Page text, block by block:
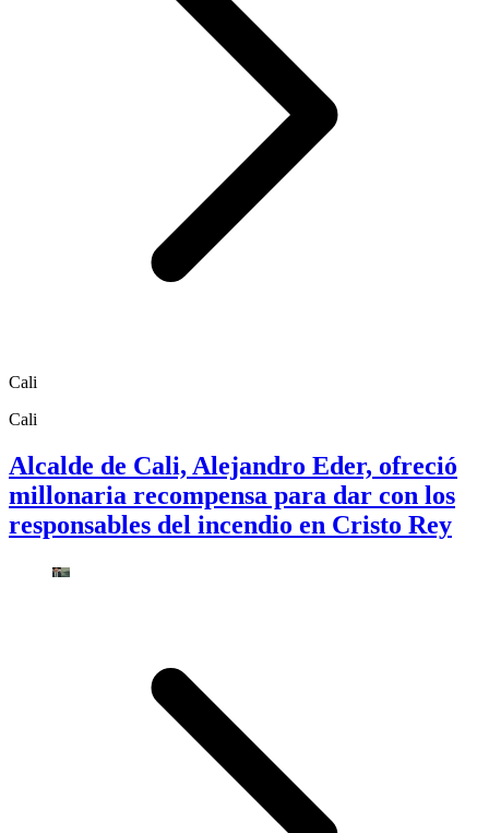
Cali
Cali
Alcalde de Cali, Alejandro Eder, ofreció
millonaria recompensa para dar con los
responsables del incendio en Cristo Rey